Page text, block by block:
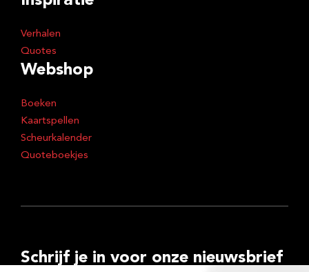
Verhalen
Quotes
Webshop
Boeken
Kaartspellen
Scheurkalender
Quoteboekjes
Schrijf je in voor onze nieuwsbrief